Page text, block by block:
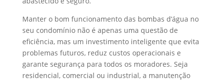
Manter o bom funcionamento das bombas d’água no
seu condomínio não é apenas uma questão de
eficiência, mas um investimento inteligente que evita
problemas futuros, reduz custos operacionais e
garante segurança para todos os moradores. Seja
residencial, comercial ou industrial, a manutenção